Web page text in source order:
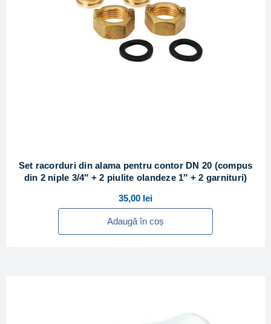
Set racorduri din alama pentru contor DN 20 (compus
din 2 niple 3/4″ + 2 piulite olandeze 1″ + 2 garnituri)
35,00 lei
Adaugă în coș